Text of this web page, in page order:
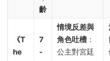
齡
《T
he
7
-
情境反差與
角色吐槽 ​：
公主對宮廷